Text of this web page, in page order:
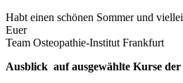
Habt einen schönen Sommer und
Euer
Team Osteopathie-Institut Frankfurt
Ausblick auf ausgewählte Kurse der